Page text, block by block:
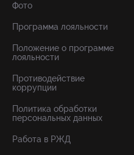
Фото
Программа лояльности
Положение о программе
лояльности
Противодействие
коррупции
Политика обработки
персональных данных
Работа в РЖД